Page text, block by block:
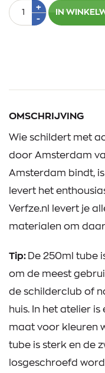
Aantal+Plus
-Min
IN
OMSCHRIJVING
Wie schildert met
door Amsterdam
Amsterdam bindt,
levert het
Verfze.nl levert je
materialen om
Tip: De 250ml tube
om de meest
de schilderclub of
huis. In het atelier
maat voor kleuren
tube is sterk en de
losgeschroefd